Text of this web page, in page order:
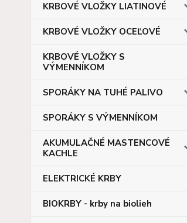
KRBOVÉ VLOŽKY LIATINOVÉ
KRBOVÉ VLOŽKY OCEĽOVÉ
KRBOVÉ VLOŽKY S
VÝMENNÍKOM
SPORÁKY NA TUHÉ PALIVO
SPORÁKY S VÝMENNÍKOM
AKUMULAČNÉ MASTENCOVÉ
KACHLE
ELEKTRICKÉ KRBY
BIOKRBY - krby na biolieh